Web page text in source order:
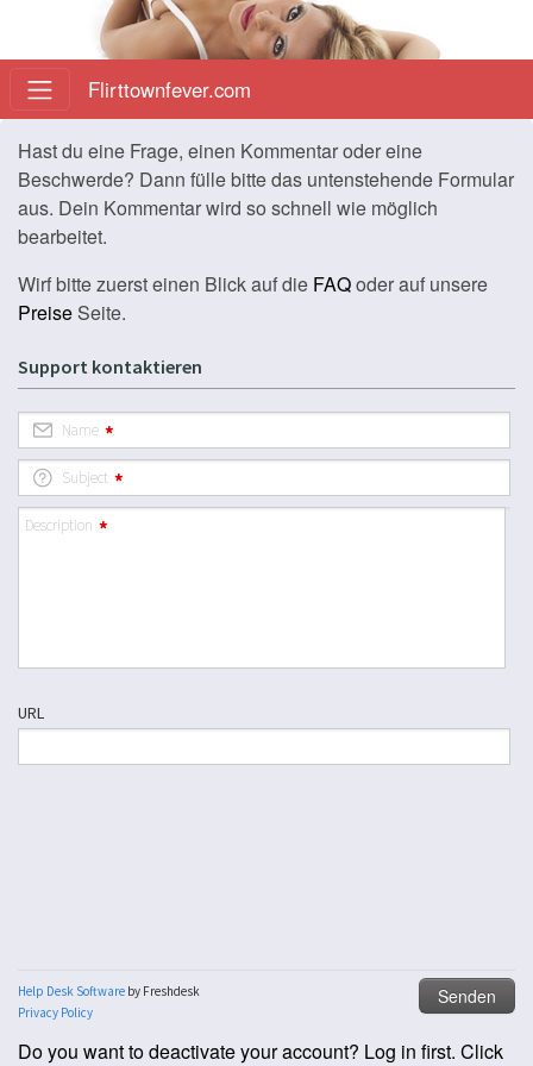
Flirttownfever.com
Hast du eine Frage, einen Kommentar oder eine
Beschwerde? Dann fülle bitte das untenstehende Formular
aus. Dein Kommentar wird so schnell wie möglich
bearbeitet.
Wirf bitte zuerst einen Blick auf die FAQoder auf unsere
Preise Seite.
Do you want to deactivate your account? Log in first. Click